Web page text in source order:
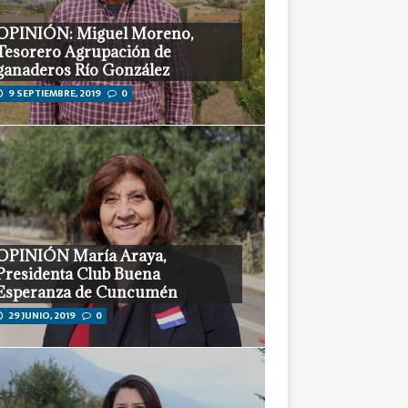
Agrupación de
Río González
9 SEPTIEMBRE, 2019 0
María Araya,
Club Buena
de Cuncumén
29 JUNIO, 2019 0